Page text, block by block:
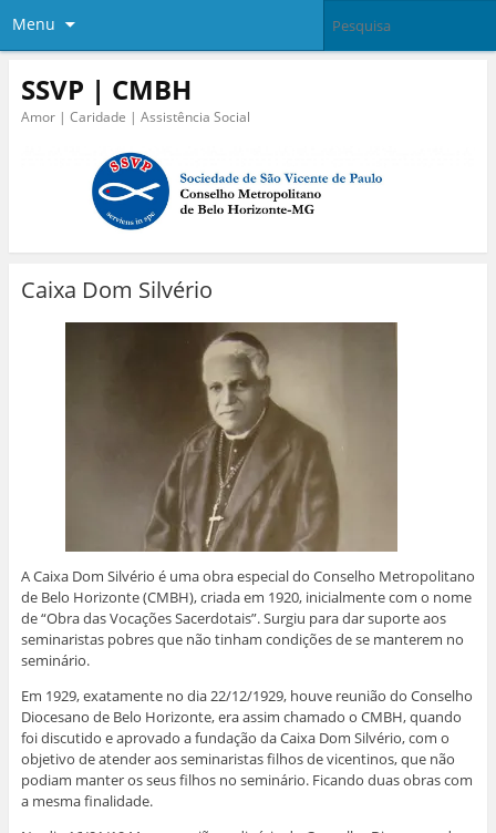
Menu
SSVP | CMBH
Amor | Caridade | Assistência Social
Caixa Dom Silvério
A Caixa Dom Silvério é uma obra especial do Conselho Metropolitano
de Belo Horizonte (CMBH), criada em 1920, inicialmente com o nome
de “Obra das Vocações Sacerdotais”. Surgiu para dar suporte aos
seminaristas pobres que não tinham condições de se manterem no
seminário.
Em 1929, exatamente no dia 22/12/1929, houve reunião do Conselho
Diocesano de Belo Horizonte, era assim chamado o CMBH, quando
foi discutido e aprovado a fundação da Caixa Dom Silvério, com o
objetivo de atender aos seminaristas filhos de vicentinos, que não
podiam manter os seus filhos no seminário. Ficando duas obras com
a mesma finalidade.